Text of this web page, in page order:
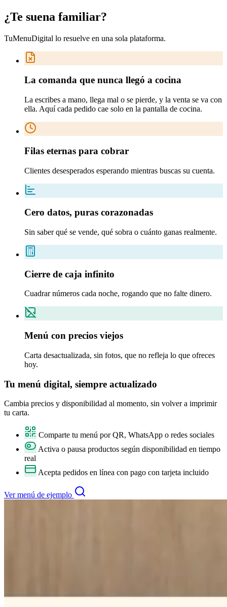
¿Te suena familiar?
TuMenuDigital lo resuelve en una sola plataforma.
La comanda que nunca llegó a cocina
La escribes a mano, llega mal o se pierde, y la venta se va con
ella. Aquí cada pedido cae solo en la pantalla de cocina.
Filas eternas para cobrar
Clientes desesperados esperando mientras buscas su cuenta.
Cero datos, puras corazonadas
Sin saber qué se vende, qué sobra o cuánto ganas realmente.
Cierre de caja infinito
Cuadrar números cada noche, rogando que no falte dinero.
Menú con precios viejos
Carta desactualizada, sin fotos, que no refleja lo que ofreces
hoy.
Tu menú digital, siempre actualizado
Cambia precios y disponibilidad al momento, sin volver a imprimir
tu carta.
Comparte tu menú por QR, WhatsApp o redes sociales
Activa o pausa productos según disponibilidad en tiempo
real
Acepta pedidos en línea con pago con tarjeta incluido
Ver menú de ejemplo